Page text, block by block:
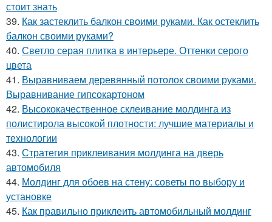
стоит знать
39. Как застеклить балкон своими руками. Как остеклить
балкон своими руками?
40. Светло серая плитка в интерьере. Оттенки серого
цвета
41. Выравниваем деревянный потолок своими руками.
Выравнивание гипсокартоном
42. Высококачественное склеивание молдинга из
полистирола высокой плотности: лучшие материалы и
технологии
43. Стратегия приклеивания молдинга на дверь
автомобиля
44. Молдинг для обоев на стену: советы по выбору и
установке
45. Как правильно приклеить автомобильный молдинг